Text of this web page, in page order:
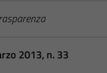
2013, n. 33